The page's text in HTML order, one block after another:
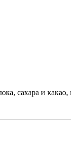
сахара и какао,